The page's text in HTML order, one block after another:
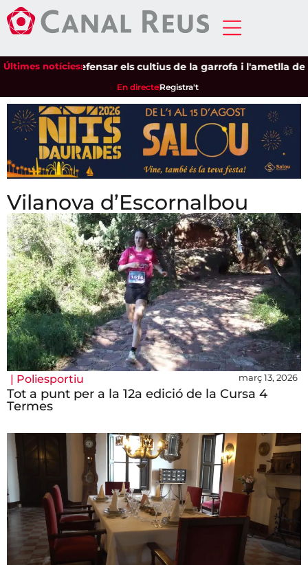
Últimes notícies:
per defensar els cultius de la garrofa i l'ametlla de secà
En directeRegistra't
Vilanova d’Escornalbou
| Poliesportiu març 13, 2026
Tot a punt per a la 12a edició de la Cursa 4
Termes